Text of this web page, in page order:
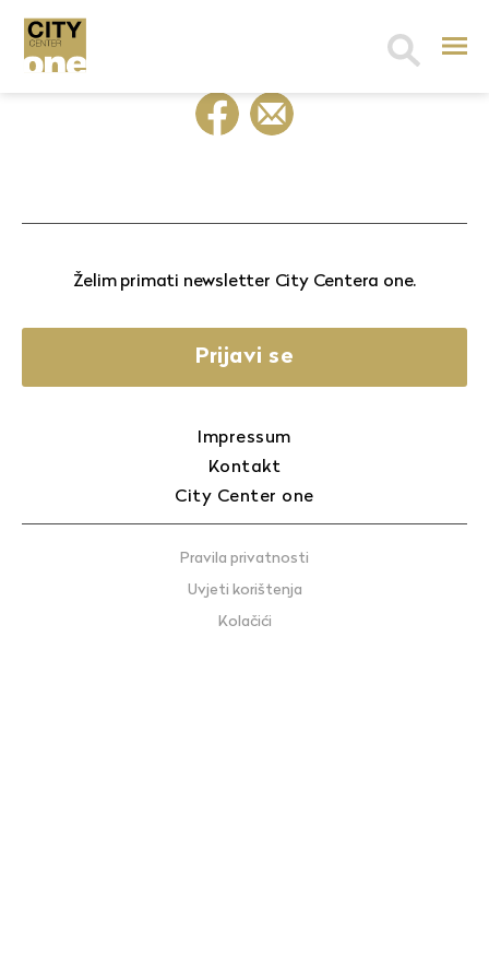
Search
Želim primati newsletter City Centera one.
Prijavi se
Impressum
Kontakt
City Center one
Pravila privatnosti
Uvjeti korištenja
Kolačići